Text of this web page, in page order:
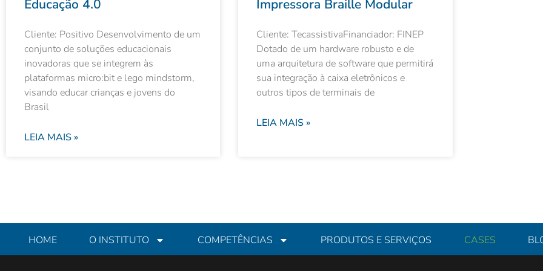
Educação 4.0
Cliente: Positivo Desenvolvimento de um
conjunto de soluções educacionais
inovadoras que se integrem às
plataformas micro:bit e lego mindstorm,
visando educar crianças e jovens do
Brasil
LEIA MAIS »
Impressora Braille Modular
Cliente: TecassistivaFinanciador: FINEP
Dotado de um hardware robusto e de
uma arquitetura de software que permitirá
sua integração à caixa eletrônicos e
outros tipos de terminais de
LEIA MAIS »
HOME O INSTITUTO COMPETÊNCIAS PRODUTOS E SERVIÇOS CASES